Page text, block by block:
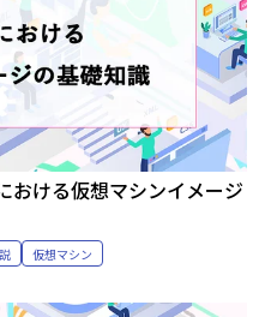
おける仮想マシンイメージ
仮想マシン